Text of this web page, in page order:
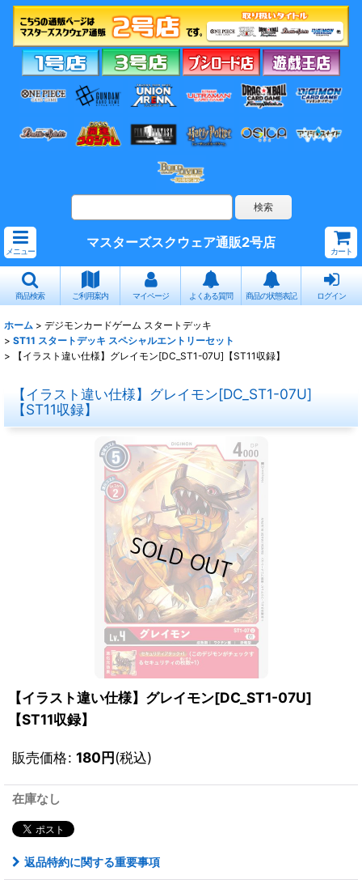
メニュー
マスターズスクウェア通販2号店
カート
商品検索 ご利用案内 マイページ よくある質問 商品の状態表記 ログイン
ホーム > デジモンカードゲーム スタートデッキ
> ST11 スタートデッキ スペシャルエントリーセット
>
【イラスト違い仕様】グレイモン[DC_ST1-07U]【ST11収録】
【イラスト違い仕様】グレイモン[DC_ST1-07U]
【ST11収録】
【イラスト違い仕様】グレイモン[DC_ST1-07U]
【ST11収録】
販売価格: 180円(税込)
在庫なし
返品特約に関する重要事項